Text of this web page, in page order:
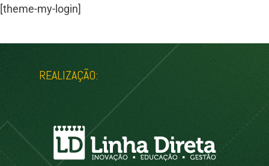
[theme-my-login]
REALIZAÇÃO: